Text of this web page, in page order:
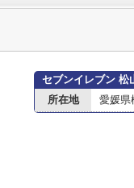
セブンイレブン 松
所在地
愛媛県